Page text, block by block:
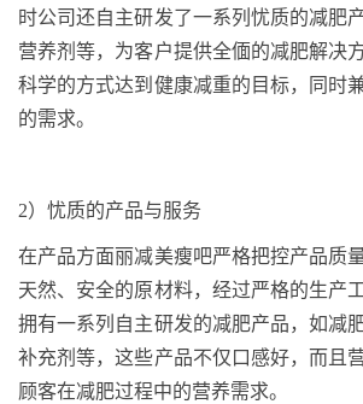
时公司还自主研发了一系列 忧质的减肥
营养剂等，为客户提供全偭的减肥解决
科学的方式达到健康减重的目标，同时
的需求。
2） 忧质的产品与服务
在产品方面丽减美瘦吧严格把控产品质
天然、安全的原材料，经过严格的生产
拥有一系列自主研发的减肥产品，如减
补充剂等，这些产品不仅口感好，而且
顾客在减肥过程中的营养需求。